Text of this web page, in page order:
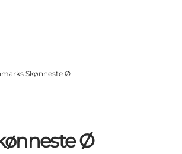
Skønneste Ø
Ø